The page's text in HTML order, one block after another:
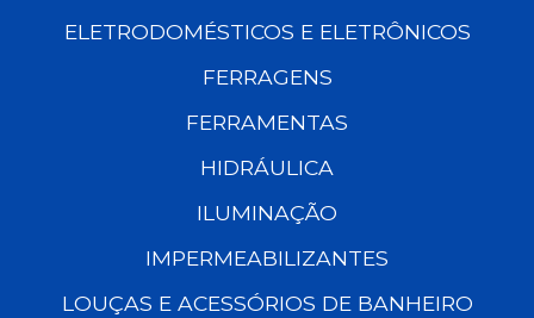
ELETRODOMÉSTICOS E ELETRÔNICOS
FERRAGENS
FERRAMENTAS
HIDRÁULICA
ILUMINAÇÃO
IMPERMEABILIZANTES
LOUÇAS E ACESSÓRIOS DE BANHEIRO